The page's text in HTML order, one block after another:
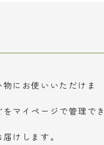
にお使いいただけま
マイページで管理でき
けします。